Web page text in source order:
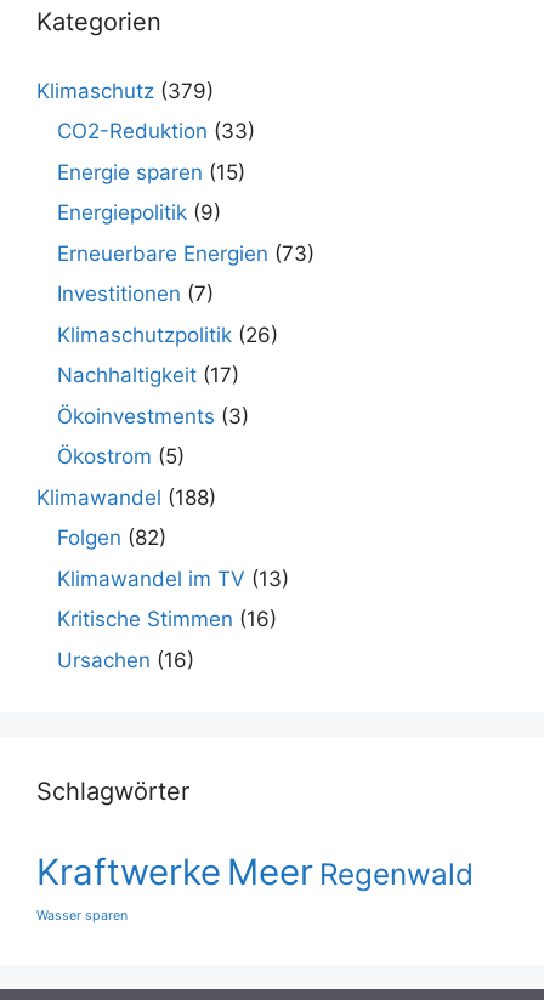
Kategorien
Klimaschutz (379)
CO2-Reduktion (33)
Energie sparen (15)
Energiepolitik (9)
Erneuerbare Energien (73)
Investitionen (7)
Klimaschutzpolitik (26)
Nachhaltigkeit (17)
Ökoinvestments (3)
Ökostrom (5)
Klimawandel (188)
Folgen (82)
Klimawandel im TV (13)
Kritische Stimmen (16)
Ursachen (16)
Schlagwörter
Kraftwerke Meer Regenwald
Wasser sparen